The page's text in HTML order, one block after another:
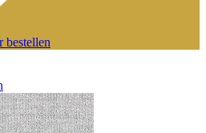
bestellen